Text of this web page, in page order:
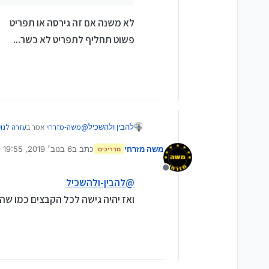
לא משנה אם זה גירסה או תפריט
פשוט תחליף לתפריט לא כשר...
להבין ולהשכיל@משה-מזרחיאמר בעזרה
אבל אני לא בטוח שזה
אבל שמכניסים לו ישומים
איך אני יודע אם זה גרסה
לא משנה אם זה גירסה או
מנותק
משה מזרחי מדריכים כתב ב6 בנוב׳ 2019, 19:55
נערך לאחרונה על ידי
@להבין-ולהשכיל
ואז יהיה גישה לכל הקבצים כמו